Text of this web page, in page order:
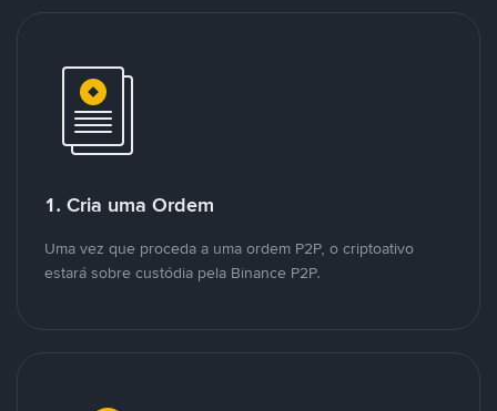
1. Cria uma Ordem
Uma vez que proceda a uma ordem P2P, o criptoativo
estará sobre custódia pela Binance P2P.